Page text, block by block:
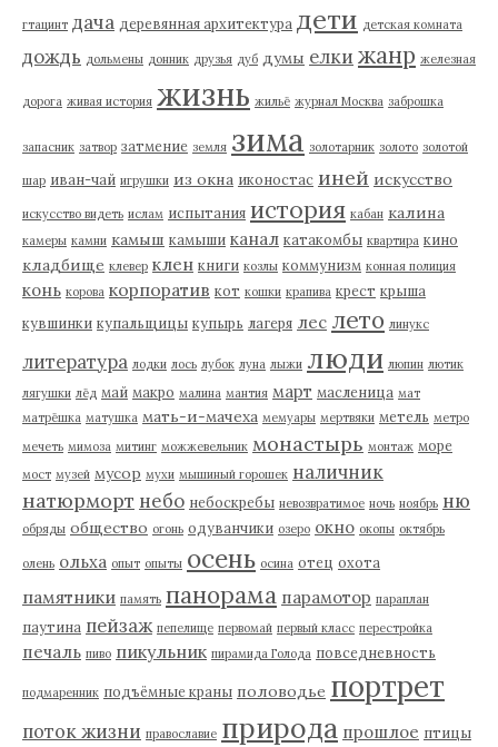
гтацинт дача деревянная архитектура дети детская комната
дождь дольмены донник друзья дуб думы елки жанр железная
дорога живая история жизнь жильё журнал Москва заброшка
запасник затвор затмение земля зима золотарник золото золотой
шар иван-чай игрушки из окна иконостас иней искусство
искусство видеть ислам испытания история кабан калина
камеры камни камыш камыши канал катакомбы квартира кино
кладбище клевер клен книги козлы коммунизм конная полиция
конь корова корпоратив кот кошки крапива крест крыша
кувшинки купальщицы купырь лагеря лес лето линукс
литература лодки лось лубок луна лыжи люди люпин лютик
лягушки лёд май макро малина мантия март масленица мат
матрёшка матушка мать-и-мачеха мемуары мертвяки метель метро
мечеть мимоза митинг можжевельник монастырь монтаж море
мост музей мусор мухи мышиный горошек наличник
натюрморт небо небоскребы невозвратимое ночь ноябрь ню
обряды общество огонь одуванчики озеро окно окопы октябрь
олень ольха опыт опыты осень осина отец охота
памятники память панорама парамотор параплан
паутина пейзаж пепелище первомай первый класс перестройка
печаль пиво пикульник пирамида Голода повседневность
подмаренник подъёмные краны половодье портрет
поток жизни православие природа прошлое птицы